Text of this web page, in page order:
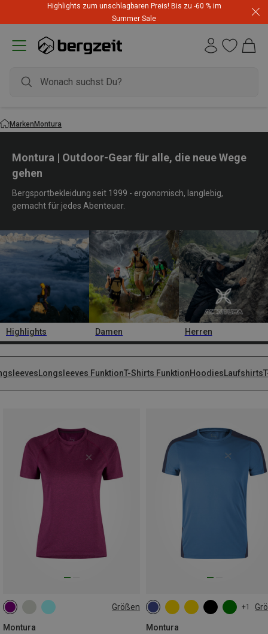
Highlights zum unschlagbaren Preis! Bis zu -60 % im
Summer Sale
MarkenMontura
Montura | Outdoor-Gear für alle, die neue Wege
gehen
Bergsportbekleidung seit 1999 - ergonomisch, langlebig,
gemacht für jedes Abenteuer.
Highlights Damen Herren
Longsleeves FunktionT-Shirts FunktionHoodiesLaufshirts
Größen
Montura
XS M
+1
Montura
S M L XL